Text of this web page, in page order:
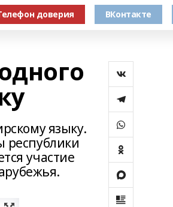
доверия ВКонтакте
языку.
республики
участие